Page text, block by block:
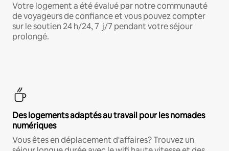
Votre logement a été évalué par notre communauté
de voyageurs de confiance et vous pouvez compter
sur le soutien 24 h/24, 7 j/7 pendant votre séjour
prolongé.
Des logements adaptés au travail pour les nomades
numériques
Vous êtes en déplacement d'affaires? Trouvez un